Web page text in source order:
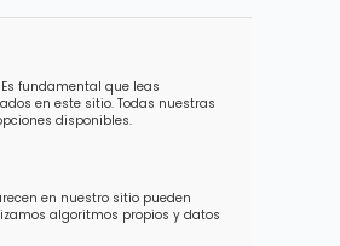
fundamental que leas
en este sitio. Todas nuestras
disponibles.
en nuestro sitio pueden
algoritmos propios y datos